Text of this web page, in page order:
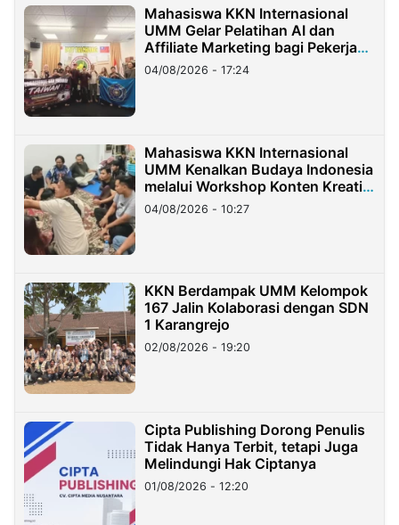
Mahasiswa KKN Internasional
UMM Gelar Pelatihan AI dan
Affiliate Marketing bagi Pekerja
Migran Indonesia di Taiwan
04/08/2026 - 17:24
Mahasiswa KKN Internasional
UMM Kenalkan Budaya Indonesia
melalui Workshop Konten Kreatif
di Taiwan
04/08/2026 - 10:27
KKN Berdampak UMM Kelompok
167 Jalin Kolaborasi dengan SDN
1 Karangrejo
02/08/2026 - 19:20
Cipta Publishing Dorong Penulis
Tidak Hanya Terbit, tetapi Juga
Melindungi Hak Ciptanya
01/08/2026 - 12:20